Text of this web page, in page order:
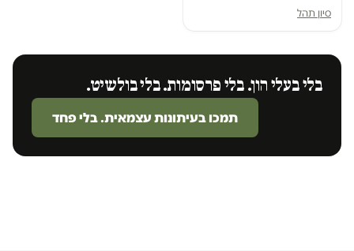
סיון תהל
בלי בעלי הון. בלי פרסומות. בלי בולשיט.
תמכו בעיתונות עצמאית. בלי פחד